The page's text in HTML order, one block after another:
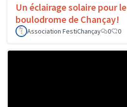
Un éclairage solaire pour le
boulodrome de Chançay!
Association FestiChançay
0 0